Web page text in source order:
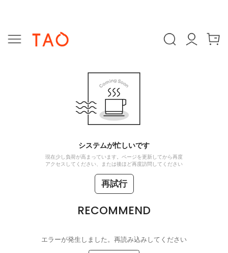
システムが忙しいです
現在少し負荷が高まっています。ページを更新してから再度
アクセスしてください、または後ほど再度訪問してください
再試行
RECOMMEND
エラーが発生しました。再読み込みしてください